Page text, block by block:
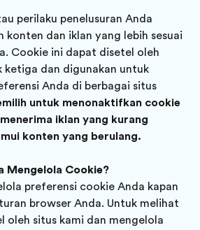
perilaku penelusuran Anda
konten dan iklan yang lebih sesuai
Cookie ini dapat disetel oleh
ketiga dan digunakan untuk
Anda di berbagai situs
untuk menonaktifkan cookie
iklan yang kurang
konten yang berulang.
Mengelola Cookie?
preferensi cookie Anda kapan
browser Anda. Untuk melihat
oleh situs kami dan mengelola